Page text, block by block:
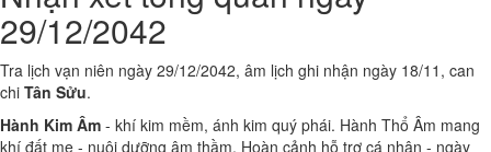
29/12/2042
Tra lịch vạn niên ngày 29/12/2042, âm lịch ghi nhận ngày 18/11, can
chi Tân Sửu.
Hành Kim Âm - khí kim mềm, ánh kim quý phái. Hành Thổ Âm mang
khí đất mẹ - nuôi dưỡng âm thầm. Hoàn cảnh hỗ trợ cá nhân - ngày